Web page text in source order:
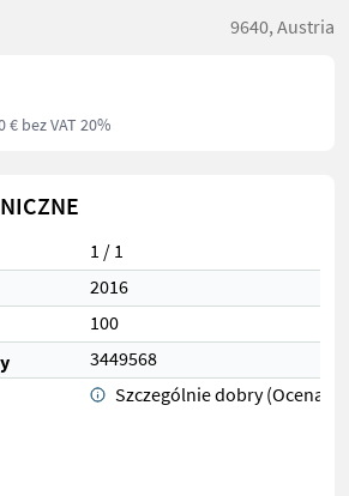
9640, Austria
€ bez VAT 20%
1 / 1
2016
100
3449568
Szczególnie dobry (Ocena 1)